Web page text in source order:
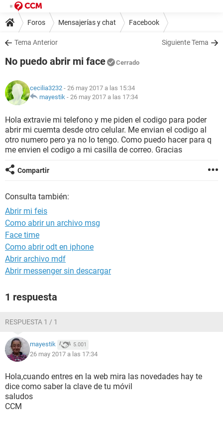
Foros Mensajerías y chat Facebook
Tema Anterior Siguiente Tema
No puedo abrir mi face Cerrado
cecilia3232 - 26 may 2017 a las 15:34
mayestik - 26 may 2017 a las 17:34
Hola extravie mi telefono y me piden el codigo para poder
abrir mi cuemta desde otro celular. Me envian el codigo al
otro numero pero ya no lo tengo. Como puedo hacer para q
me envien el codigo a mi casilla de correo. Gracias
Compartir
Consulta también:
Abrir mi feis
Como abrir un archivo msg
Face time
Como abrir odt en iphone
Abrir archivo mdf
Abrir messenger sin descargar
1 respuesta
RESPUESTA 1 / 1
mayestik 5.001
26 may 2017 a las 17:34
Hola,cuando entres en la web mira las novedades hay te
dice como saber la clave de tu móvil
saludos
CCM